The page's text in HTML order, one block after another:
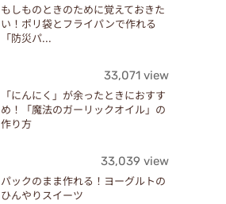
もしものときのために覚えておきた
い！ポリ袋とフライパンで作れる
「防災パ...
33,071 view
「にんにく」が余ったときにおすす
め！「魔法のガーリックオイル」の
作り方
33,039 view
パックのまま作れる！ヨーグルトの
ひんやりスイーツ